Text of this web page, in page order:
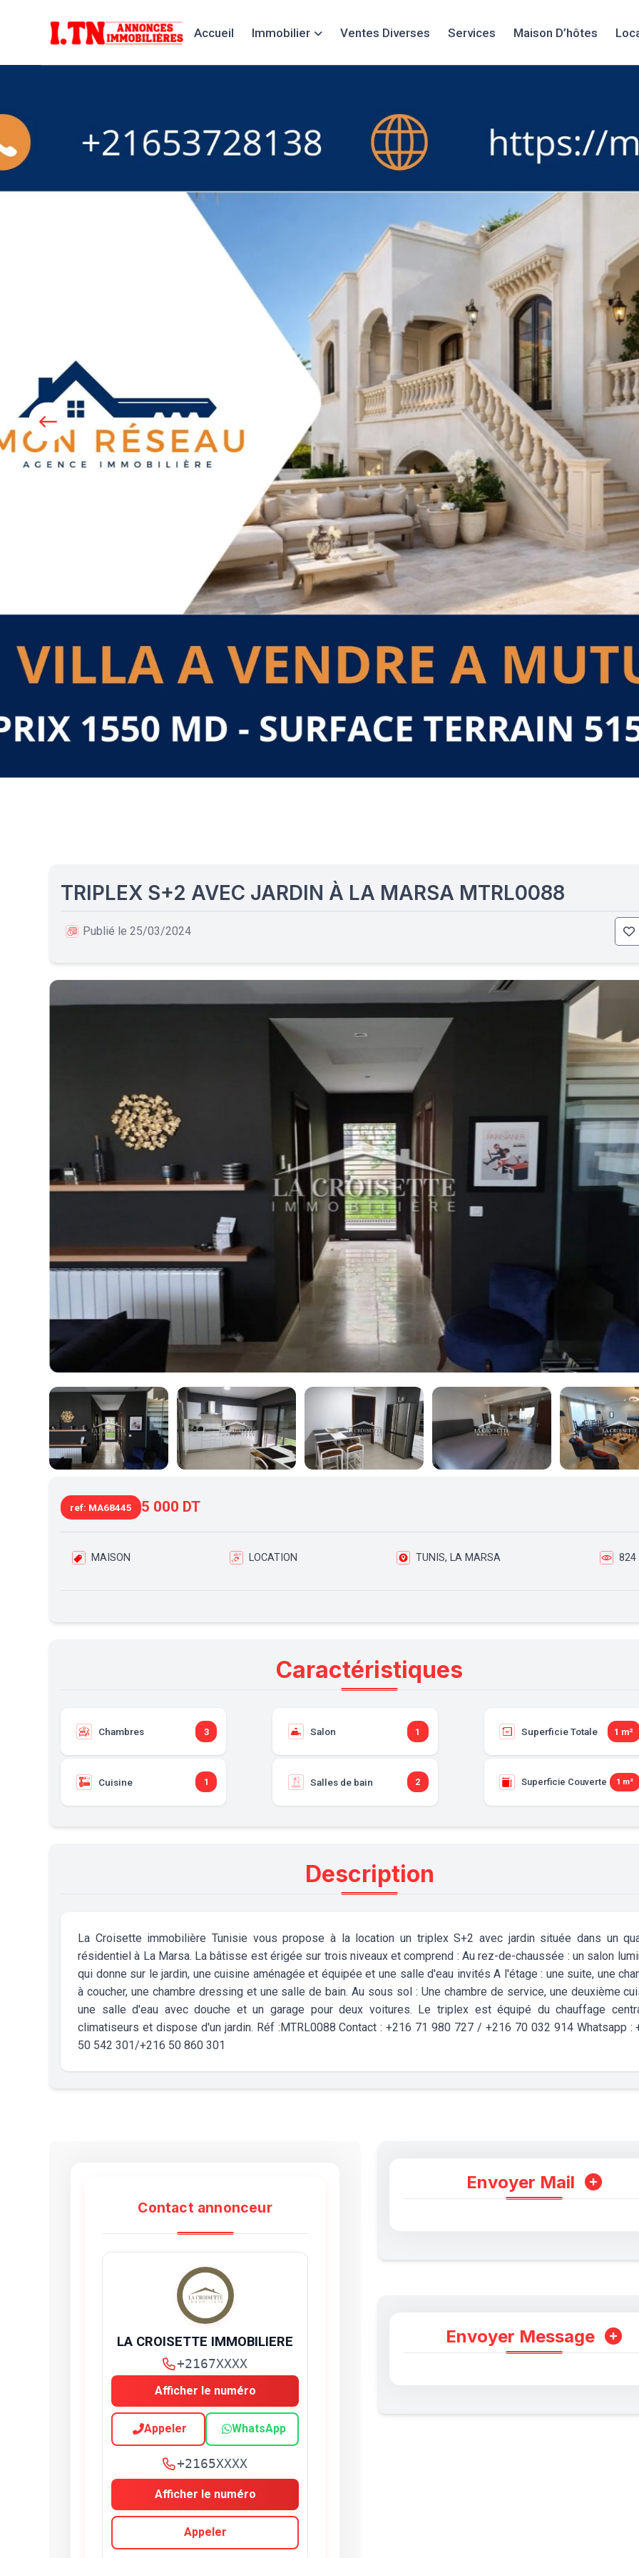
Accueil Immobilier Ventes Diverses Services Maison D’hôtes
TRIPLEX S+2 AVEC JARDIN À LA MARSA MTRL0088
Publié le 25/03/2024
ref: MA68445 5 000 DT
MAISON LOCATION TUNIS, LA MARSA 824
Caractéristiques
Chambres 3
Cuisine 1
Salon 1
Salles de bain 2
Superficie Totale 1 m²
Superficie Couverte 1 m²
Description
La Croisette immobilière Tunisie vous propose à la location un triplex S+2 avec jardin située dans un
résidentiel à La Marsa. La bâtisse est érigée sur trois niveaux et comprend : Au rez-de-chaussée : un salon
qui donne sur le jardin, une cuisine aménagée et équipée et une salle d'eau invités A l'étage : une suite, une
à coucher, une chambre dressing et une salle de bain. Au sous sol : Une chambre de service, une deuxième
une salle d'eau avec douche et un garage pour deux voitures. Le triplex est équipé du chauffage
climatiseurs et dispose d'un jardin. Réf :MTRL0088 Contact : +216 71 980 727 / +216 70 032 914 Whatsapp :
50 542 301/+216 50 860 301
Contact annonceur
LA CROISETTE IMMOBILIERE
+2167XXXX
Afficher le numéro
Appeler WhatsApp
+2165XXXX
Afficher le numéro
Appeler
Envoyer Mail
Envoyer Message